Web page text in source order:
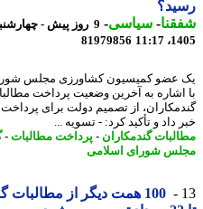
-سیاسی-
9
81979856
عضو کمیسیون کشاورزی مجلس شورای
به آخرین وضعیت پرداخت مطالبات
داد و تأکید کرد: - تسویه ...
گندمکاران- پرداخت مطالبات-
شورای اسلامی
100 همت دیگر از مطالبات